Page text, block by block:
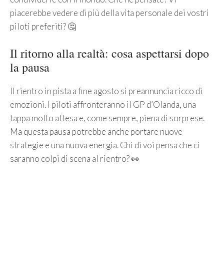
piacerebbe vedere di più della vita personale dei vostri
piloti preferiti? 🤔
Il ritorno alla realtà: cosa aspettarsi dopo
la pausa
Il rientro in pista a fine agosto si preannuncia ricco di
emozioni. I piloti affronteranno il GP d’Olanda, una
tappa molto attesa e, come sempre, piena di sorprese.
Ma questa pausa potrebbe anche portare nuove
strategie e una nuova energia. Chi di voi pensa che ci
saranno colpi di scena al rientro? 👀